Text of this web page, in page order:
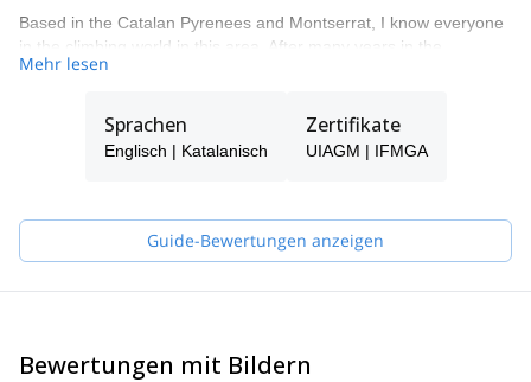
Based in the Catalan Pyrenees and Montserrat, I know everyone
in the climbing world in this area. After many years in the
business, I still enjoy climbing, mountaineering and ski
Mehr lesen
Sprachen
Englisch | Katalanisch
Zertifikate
UIAGM | IFMGA
Guide-Bewertungen anzeigen
Bewertungen mit Bildern